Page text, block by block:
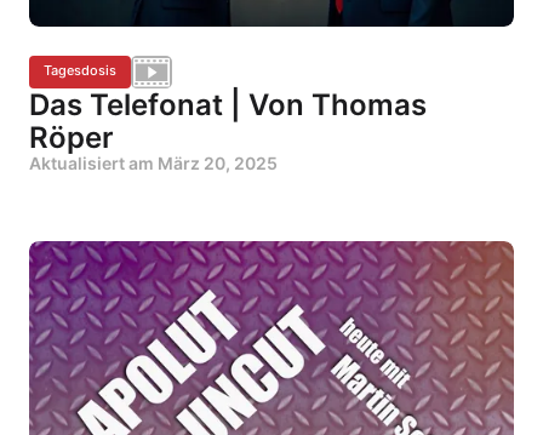
Tagesdosis
Das Telefonat | Von Thomas
Röper
Aktualisiert am März 20, 2025